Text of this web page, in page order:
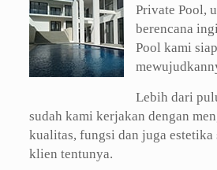
Private Pool,
berencana
Pool kami
Lebih dari
sudah kami kerjakan dengan
kualitas, fungsi dan juga estetika
klien tentunya.